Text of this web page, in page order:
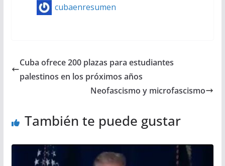
cubaenresumen
Cuba ofrece 200 plazas para estudiantes
palestinos en los próximos años
Neofascismo y microfascismo
También te puede gustar